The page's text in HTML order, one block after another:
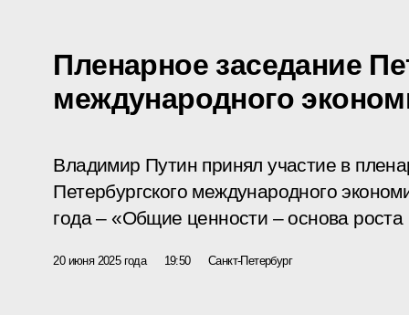
Пленарное заседание
международного
Владимир Путин принял участие в
Петербургского международного
года – «Общие ценности – основа
20 июня 2025 года 19:50 Санкт-Петербург